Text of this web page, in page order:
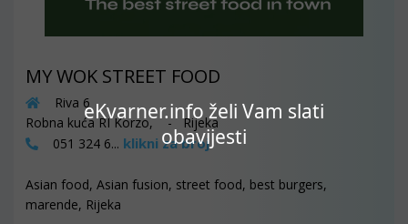
eKvarner.info želi Vam slati
obavijesti
MY WOK STREET FOOD
Riva 6
Robna kuća RI Korzo, - Rijeka
051 324 6... klikni za broj
Asian food, Asian fusion, street food, best burgers,
marende, Rijeka